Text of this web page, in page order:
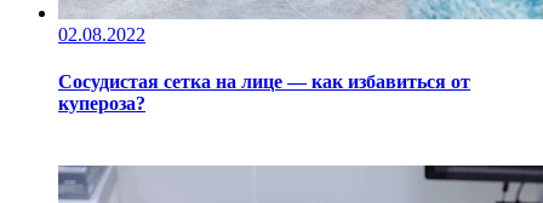
02.08.2022
Сосудистая сетка на лице — как избавиться от
купероза?